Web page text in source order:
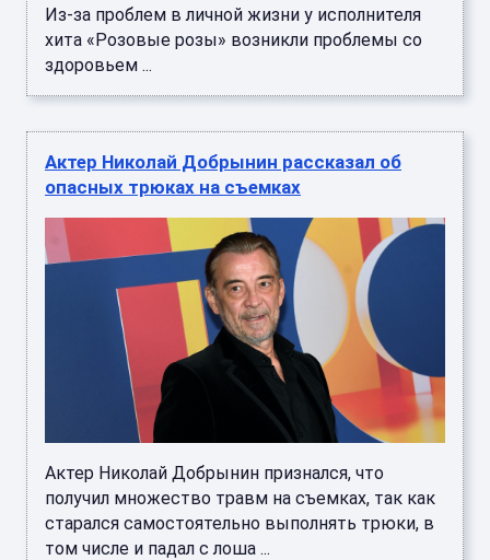
Из-за проблем в личной жизни у исполнителя
хита «Розовые розы» возникли проблемы со
здоровьем ...
Актер Николай Добрынин рассказал об
опасных трюках на съемках
Актер Николай Добрынин признался, что
получил множество травм на съемках, так как
старался самостоятельно выполнять трюки, в
том числе и падал с лоша ...